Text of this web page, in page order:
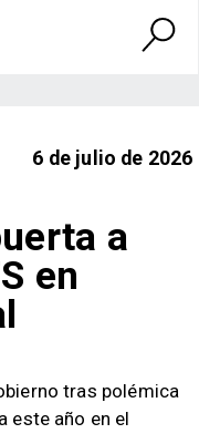
6 de julio de 2026
a
en
tras polémica
este año en el